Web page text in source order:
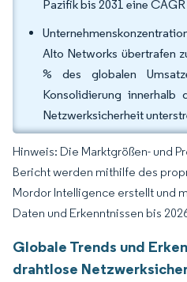
Pazifik bis 2031 eine
Alto Networks übertrafen
% des globalen
Konsolidierung innerhalb
Netzwerksicherheit
Hinweis: Die Marktgrößen- und
Bericht werden mithilfe des
Mordor Intelligence erstellt und
Daten und Erkenntnissen bis
Globale Trends und
drahtlose